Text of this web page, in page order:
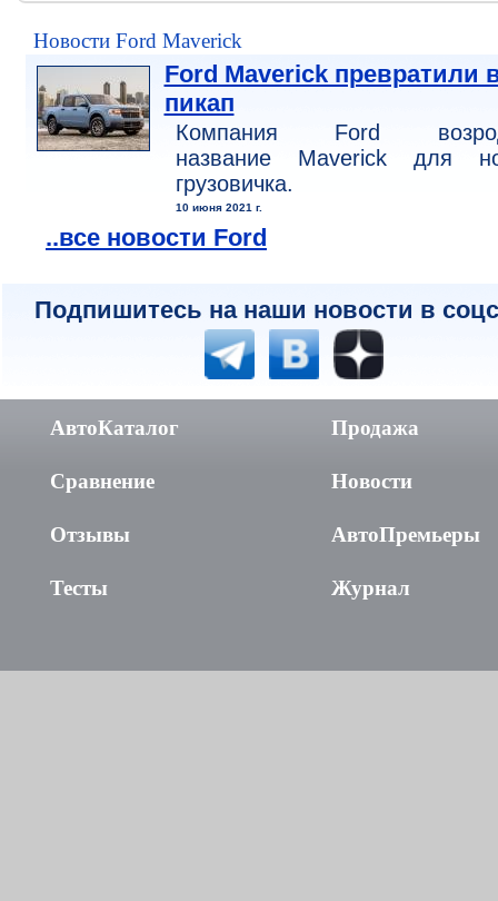
Новости Ford Maverick
Ford Maverick превратили
пикап
Компания Ford
название Maverick для
грузовичка.
10 июня 2021 г.
..все новости Ford
Подпишитесь на наши новости в
АвтоКаталог
Сравнение
Отзывы
Тесты
Продажа
Новости
АвтоПремьеры
Журнал